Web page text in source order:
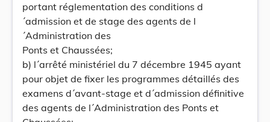
portant réglementation des conditions d
´admission et de stage des agents de l
´Administration des
Ponts et Chaussées;
b) l´arrêté ministériel du 7 décembre 1945 ayant
pour objet de fixer les programmes détaillés des
examens d´avant-stage et d´admission définitive
des agents de l´Administration des Ponts et